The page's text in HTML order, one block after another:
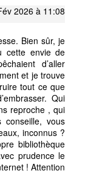
2026 à 11:08
Bien sûr, je
cette envie de
d’aller
et je trouve
tout ce que
Qui
reproche , qui
vous
inconnus ?
bibliothèque
prudence le
! Attention